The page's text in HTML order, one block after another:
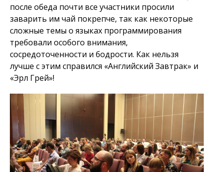
после обеда почти все участники просили
заварить им чай покрепче, так как некоторые
сложные темы о языках программирования
требовали особого внимания,
сосредоточенности и бодрости. Как нельзя
лучше с этим справился «Английский Завтрак» и
«Эрл Грей»!